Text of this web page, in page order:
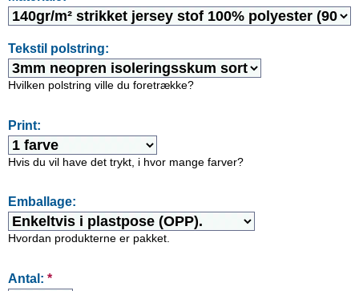
Tekstil polstring:
Hvilken polstring ville du foretrække?
Print:
Hvis du vil have det trykt, i hvor mange farver?
Emballage:
Hvordan produkterne er pakket.
Antal: *